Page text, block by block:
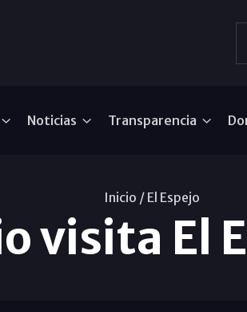
Noticias Transparencia
Inicio / El Espejo
visita El